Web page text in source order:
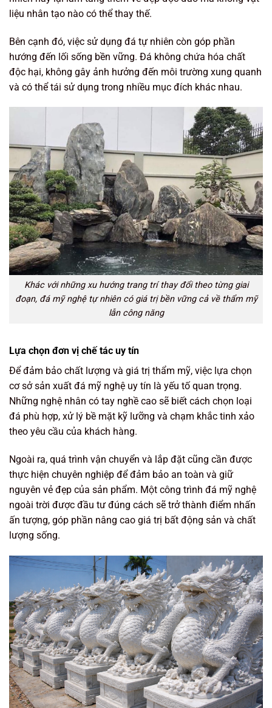
liệu nhân tạo nào có thể thay thế.
Bên cạnh đó, việc sử dụng đá tự nhiên còn góp phần
hướng đến lối sống bền vững. Đá không chứa hóa chất
độc hại, không gây ảnh hưởng đến môi trường xung quanh
và có thể tái sử dụng trong nhiều mục đích khác nhau.
Khác với những xu hướng trang trí thay đổi theo từng giai
đoạn, đá mỹ nghệ tự nhiên có giá trị bền vững cả về thẩm mỹ
lẫn công năng
Lựa chọn đơn vị chế tác uy tín
Để đảm bảo chất lượng và giá trị thẩm mỹ, việc lựa chọn
cơ sở sản xuất đá mỹ nghệ uy tín là yếu tố quan trọng.
Những nghệ nhân có tay nghề cao sẽ biết cách chọn loại
đá phù hợp, xử lý bề mặt kỹ lưỡng và chạm khắc tinh xảo
theo yêu cầu của khách hàng.
Ngoài ra, quá trình vận chuyển và lắp đặt cũng cần được
thực hiện chuyên nghiệp để đảm bảo an toàn và giữ
nguyên vẻ đẹp của sản phẩm. Một công trình đá mỹ nghệ
ngoài trời được đầu tư đúng cách sẽ trở thành điểm nhấn
ấn tượng, góp phần nâng cao giá trị bất động sản và chất
lượng sống.